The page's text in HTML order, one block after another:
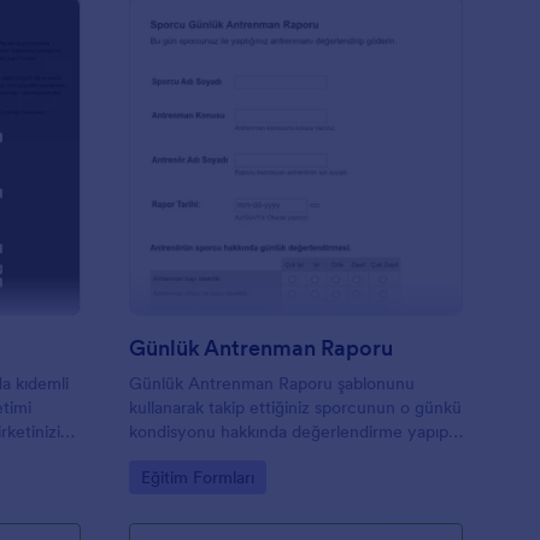
kıdemli
amirin
Günlük Antrenman Raporu
Günlük Antrenman Raporu şablonunu
kullanarak takip ettiğiniz sporcunun o günkü
kondisyonu hakkında değerlendirme yapıp,
mail atarak paylaşabilirsiniz.
Go to Category:
Eğitim Formları